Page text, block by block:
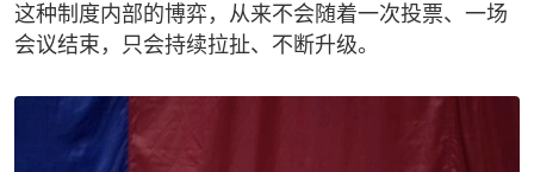
这种制度内部的博弈，从来不会随着一次投票、一场
会议结束，只会持续拉扯、不断升级。